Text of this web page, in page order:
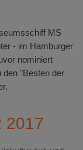
MS
- im Hamburger
nominiert
den "Besten der
2017